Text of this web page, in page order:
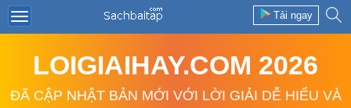
Tải ngay
LOIGIAIHAY.COM 2026
ĐÃ CẬP NHẬT BẢN MỚI VỚI LỜI GIẢI DỄ HIỂU VÀ